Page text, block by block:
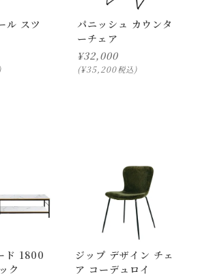
ル スツ
パニッシュ カウンタ
ーチェア
¥32,000
¥35,200税込
ド 1800
ク
ジップ デザイン チェ
ア コーデュロイ